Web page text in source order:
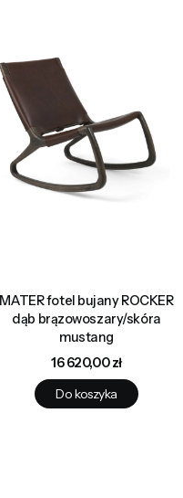
MATER fotel bujany ROCKER
dąb brązowoszary/skóra
mustang
Cena
16 620,00 zł
Do koszyka